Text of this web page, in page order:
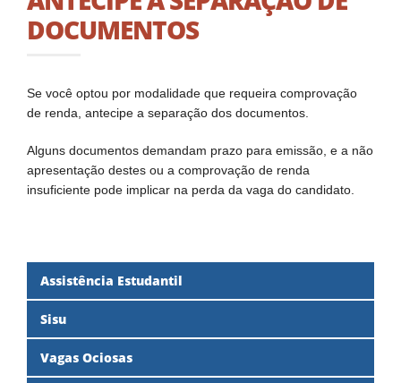
DOCUMENTOS
Se você optou por modalidade que requeira comprovação
de renda, antecipe a separação dos documentos.
Alguns documentos demandam prazo para emissão, e a não
apresentação destes ou a comprovação de renda
insuficiente pode implicar na perda da vaga do candidato.
Assistência Estudantil
Sisu
Vagas Ociosas